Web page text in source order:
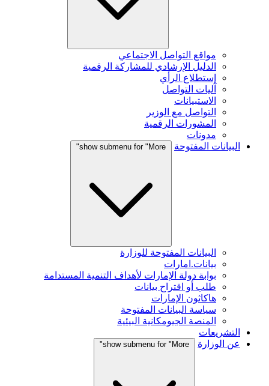
مواقع التواصل الاجتماعي
الدليل الإرشادي للمشاركة الرقمية
إستطلاع الرأي
آليات التواصل
الاستبيانات
التواصل مع الوزير
المشورات الرقمية
مدونات
البيانات المفتوحة
show submenu for "More"
البيانات المفتوحة للوزارة
بيانات.امارات
بوابة دولة الإمارات لأهداف التنمية المستدامة
طلب أو اقتراح بيانات
هاكاثون الإمارات
سياسة البيانات المفتوحة
المنصة الجيومكانية البيئية
التشريعات
عن الوزارة
show submenu for "More"